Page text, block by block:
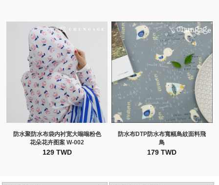
防水聚防水布袋内衬宽大嗡嗡粉色
花朵花卉图案 W-002
129 TWD
防水布DTP防水布寬幅鳥紋面料飛
鳥
179 TWD